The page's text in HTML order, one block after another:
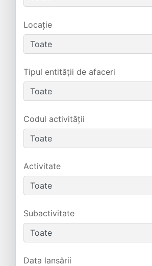
Locație
Tipul entității de afaceri
Codul activității
Activitate
Subactivitate
Data lansării